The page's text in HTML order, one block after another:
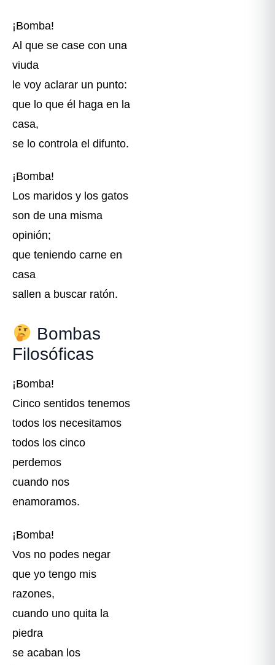
¡Bomba!
Al que se case con una
viuda
le voy aclarar un punto:
que lo que él haga en la
casa,
se lo controla el difunto.
¡Bomba!
Los maridos y los gatos
son de una misma
opinión;
que teniendo carne en
casa
sallen a buscar ratón.
Bombas
Filosóficas
¡Bomba!
Cinco sentidos tenemos
todos los necesitamos
todos los cinco
perdemos
cuando nos
enamoramos.
¡Bomba!
Vos no podes negar
que yo tengo mis
razones,
cuando uno quita la
piedra
se acaban los